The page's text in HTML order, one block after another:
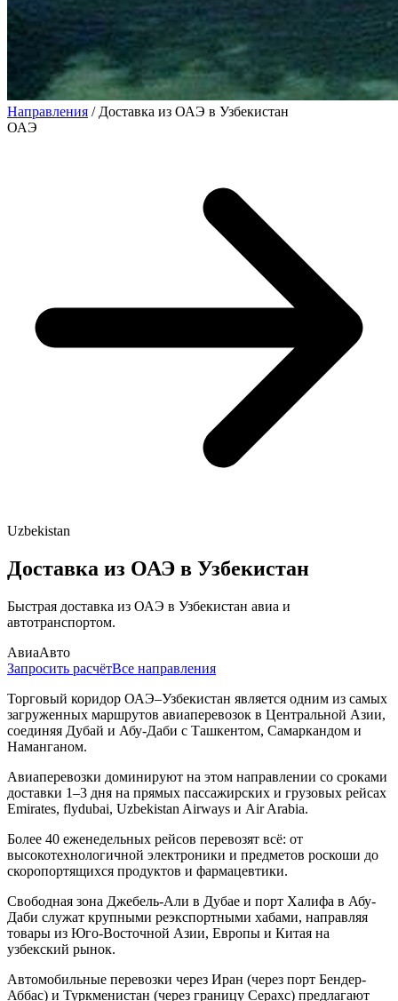
Направления / Доставка из ОАЭ в Узбекистан
ОАЭ
Uzbekistan
Доставка из ОАЭ в Узбекистан
Быстрая доставка из ОАЭ в Узбекистан авиа и
автотранспортом.
АвиаАвто
Запросить расчётВсе направления
Торговый коридор ОАЭ–Узбекистан является одним из самых
загруженных маршрутов авиаперевозок в Центральной Азии,
соединяя Дубай и Абу-Даби с Ташкентом, Самаркандом и
Наманганом.
Авиаперевозки доминируют на этом направлении со сроками
доставки 1–3 дня на прямых пассажирских и грузовых рейсах
Emirates, flydubai, Uzbekistan Airways и Air Arabia.
Более 40 еженедельных рейсов перевозят всё: от
высокотехнологичной электроники и предметов роскоши до
скоропортящихся продуктов и фармацевтики.
Свободная зона Джебель-Али в Дубае и порт Халифа в Абу-
Даби служат крупными реэкспортными хабами, направляя
товары из Юго-Восточной Азии, Европы и Китая на
узбекский рынок.
Автомобильные перевозки через Иран (через порт Бендер-
Аббас) и Туркменистан (через границу Серахс) предлагают